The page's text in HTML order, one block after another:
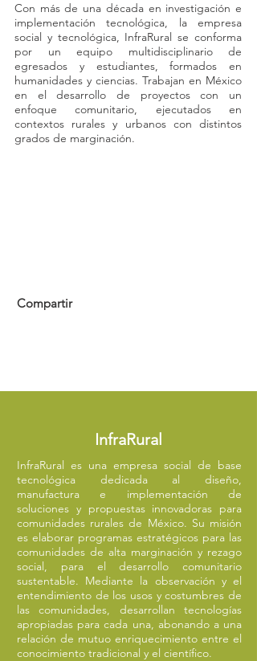
Con más de una década en investigación e
implementación tecnológica, la empresa
social y tecnológica, InfraRural se conforma
por un equipo multidisciplinario de
egresados y estudiantes, formados en
humanidades y ciencias. Trabajan en México
en el desarrollo de proyectos con un
enfoque comunitario, ejecutados en
contextos rurales y urbanos con distintos
grados de marginación.
Compartir
InfraRural
InfraRural es una empresa social de base
tecnológica dedicada al diseño,
manufactura e implementación de
soluciones y propuestas innovadoras para
comunidades rurales de México. Su misión
es elaborar programas estratégicos para las
comunidades de alta marginación y rezago
social, para el desarrollo comunitario
sustentable. Mediante la observación y el
entendimiento de los usos y costumbres de
las comunidades, desarrollan tecnologías
apropiadas para cada una, abonando a una
relación de mutuo enriquecimiento entre el
conocimiento tradicional y el científico.